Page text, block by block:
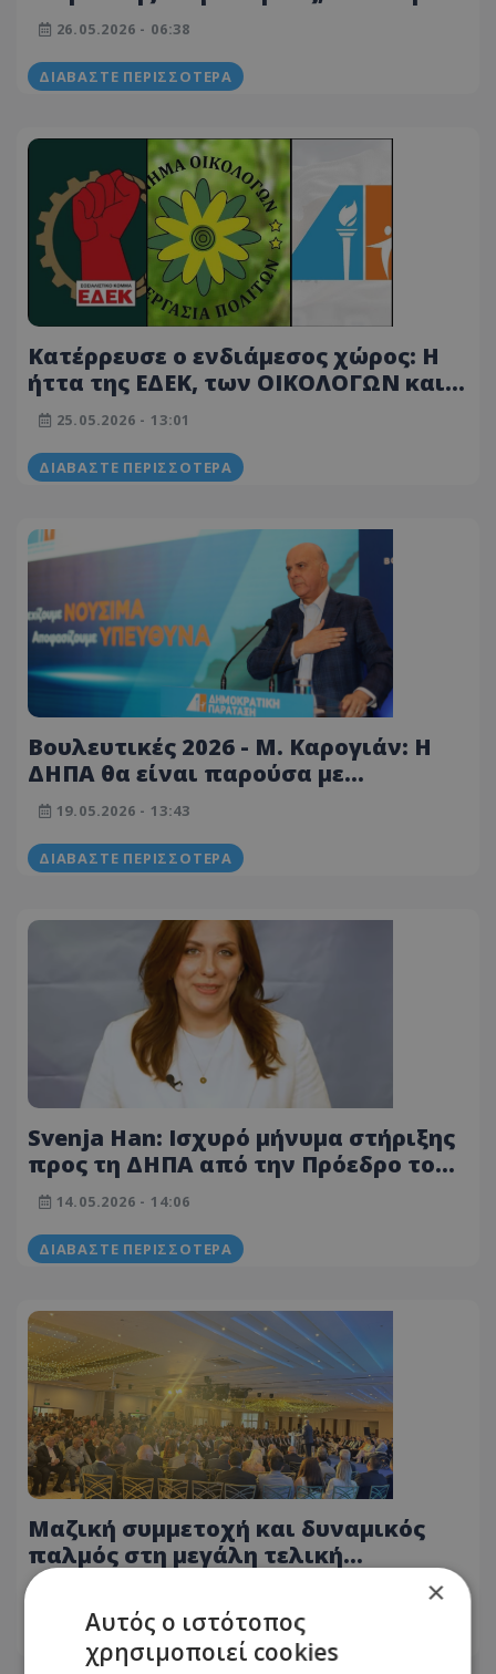
ασφυξία και μάχη για την επόμενη
μέρα σε ΕΔΕΚ, ΔΗΠΑ, Οικολόγους και
Volt
26.05.2026 - 06:38
ΔΙΑΒΆΣΤΕ ΠΕΡΙΣΣΌΤΕΡΑ
Κατέρρευσε ο ενδιάμεσος χώρος: Η
ήττα της ΕΔΕΚ, των ΟΙΚΟΛΟΓΩΝ και
της ΔΗΠΑ- Το ΔΗΚΟ σηκώνει σημαία
«ηγεμονίας»
25.05.2026 - 13:01
ΔΙΑΒΆΣΤΕ ΠΕΡΙΣΣΌΤΕΡΑ
Βουλευτικές 2026 - Μ. Καρογιάν: H
ΔΗΠΑ θα είναι παρούσα με
ουσιαστικό λόγο και ρόλο
19.05.2026 - 13:43
ΔΙΑΒΆΣΤΕ ΠΕΡΙΣΣΌΤΕΡΑ
Svenja Han: Ισχυρό μήνυμα στήριξης
προς τη ΔΗΠΑ από την Πρόεδρο του
Alde Party
14.05.2026 - 14:06
ΔΙΑΒΆΣΤΕ ΠΕΡΙΣΣΌΤΕΡΑ
Μαζική συμμετοχή και δυναμικός
παλμός στη μεγάλη τελική
συγκέντρωση της ΔΗΠΑ
ΔΙΑΒΆΣΤΕ ΠΕΡΙΣΣΌΤΕΡΑ
×
Αυτός ο ιστότοπος
χρησιμοποιεί cookies